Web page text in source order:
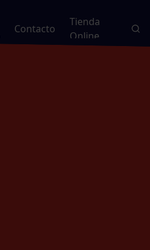
Contacto
Tienda
Online